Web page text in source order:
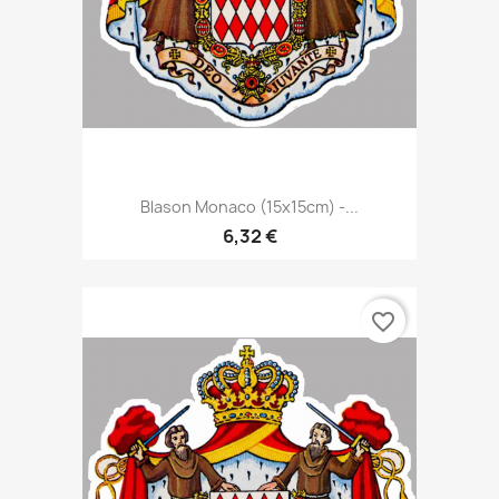
Blason Monaco (15x15cm) -...
6,32 €
favorite_border